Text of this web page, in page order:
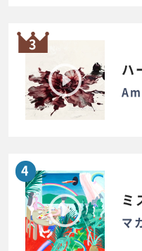
3
ハ
4
ミ
マ